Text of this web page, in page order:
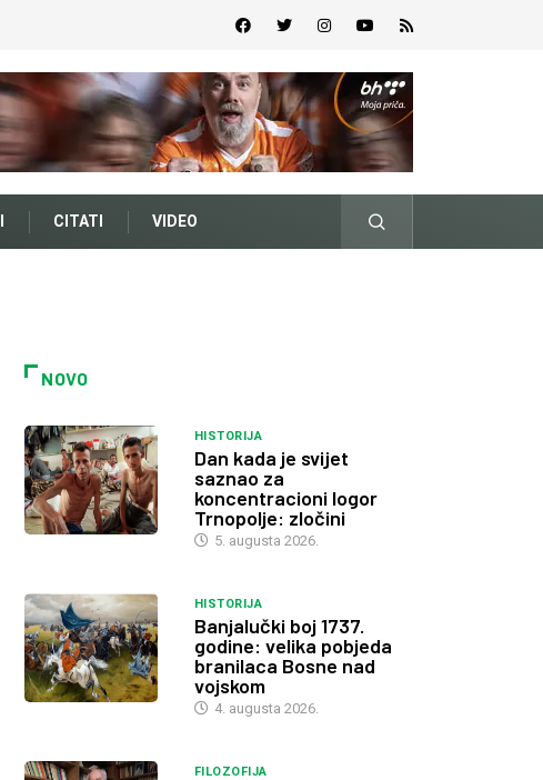
CITATI VIDEO
NOVO
HISTORIJA
Dan kada je svijet
saznao za
koncentracioni logor
Trnopolje: zločini
5. augusta 2026.
HISTORIJA
Banjalučki boj 1737.
godine: velika pobjeda
branilaca Bosne nad
vojskom
4. augusta 2026.
FILOZOFIJA